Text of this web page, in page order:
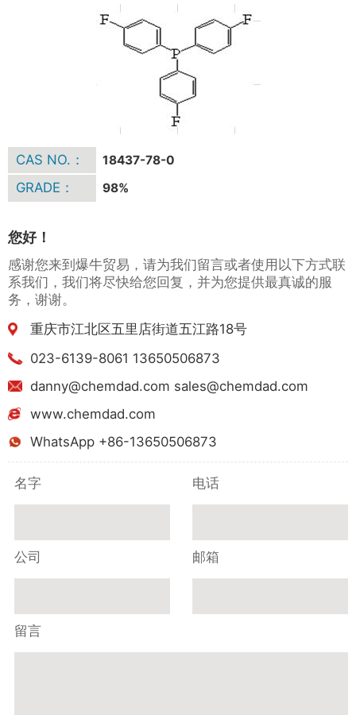
CAS NO.： 18437-78-0
GRADE： 98%
您好！
感谢您来到爆牛贸易，请为我们留言或者使用以下方式联
系我们，我们将尽快给您回复，并为您提供最真诚的服
务，谢谢。
重庆市江北区五里店街道五江路18号
023-6139-8061 13650506873
danny@chemdad.com sales@chemdad.com
www.chemdad.com
WhatsApp +86-13650506873
名字 电话
公司 邮箱
留言